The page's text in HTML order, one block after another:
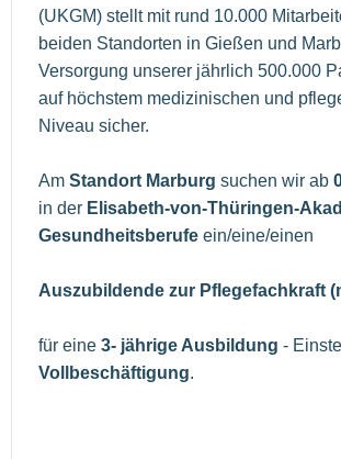
(UKGM) stellt mit rund 10.000
beiden Standorten in Gießen und
Versorgung unserer jährlich 500.000
auf höchstem medizinischen und
Niveau sicher.
Am Standort Marburg suchen wir ab
in der Elisabeth-von-Thüringen-
Gesundheitsberufe ein/eine/einen
Auszubildende zur Pflegefachkraft
für eine 3- jährige Ausbildung -
Vollbeschäftigung.